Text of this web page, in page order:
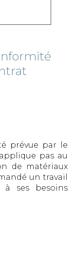
prévue par le
pas au
de matériaux
un travail
à ses besoins